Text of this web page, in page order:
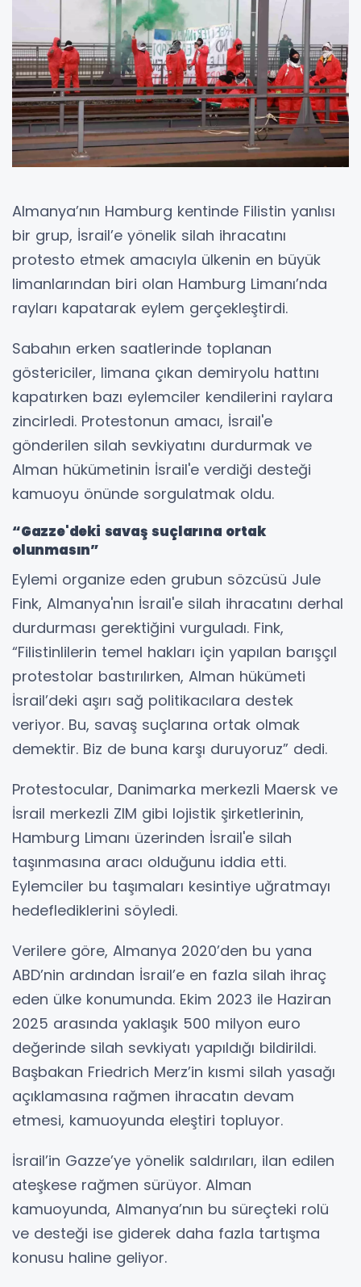
Almanya’nın Hamburg kentinde Filistin yanlısı
bir grup, İsrail’e yönelik silah ihracatını
protesto etmek amacıyla ülkenin en büyük
limanlarından biri olan Hamburg Limanı’nda
rayları kapatarak eylem gerçekleştirdi.
Sabahın erken saatlerinde toplanan
göstericiler, limana çıkan demiryolu hattını
kapatırken bazı eylemciler kendilerini raylara
zincirledi. Protestonun amacı, İsrail'e
gönderilen silah sevkiyatını durdurmak ve
Alman hükümetinin İsrail'e verdiği desteği
kamuoyu önünde sorgulatmak oldu.
“Gazze'deki savaş suçlarına ortak
olunmasın”
Eylemi organize eden grubun sözcüsü Jule
Fink, Almanya'nın İsrail'e silah ihracatını derhal
durdurması gerektiğini vurguladı. Fink,
“Filistinlilerin temel hakları için yapılan barışçıl
protestolar bastırılırken, Alman hükümeti
İsrail’deki aşırı sağ politikacılara destek
veriyor. Bu, savaş suçlarına ortak olmak
demektir. Biz de buna karşı duruyoruz” dedi.
Protestocular, Danimarka merkezli Maersk ve
İsrail merkezli ZIM gibi lojistik şirketlerinin,
Hamburg Limanı üzerinden İsrail'e silah
taşınmasına aracı olduğunu iddia etti.
Eylemciler bu taşımaları kesintiye uğratmayı
hedeflediklerini söyledi.
Verilere göre, Almanya 2020’den bu yana
ABD’nin ardından İsrail’e en fazla silah ihraç
eden ülke konumunda. Ekim 2023 ile Haziran
2025 arasında yaklaşık 500 milyon euro
değerinde silah sevkiyatı yapıldığı bildirildi.
Başbakan Friedrich Merz’in kısmi silah yasağı
açıklamasına rağmen ihracatın devam
etmesi, kamuoyunda eleştiri topluyor.
İsrail’in Gazze’ye yönelik saldırıları, ilan edilen
ateşkese rağmen sürüyor. Alman
kamuoyunda, Almanya’nın bu süreçteki rolü
ve desteği ise giderek daha fazla tartışma
konusu haline geliyor.